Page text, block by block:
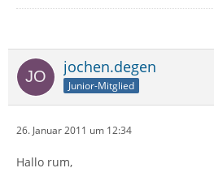
jochen.degen
Junior-Mitglied
26. Januar 2011 um 12:34
Hallo rum,